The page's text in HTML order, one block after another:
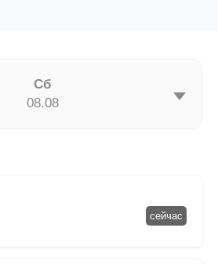
Сб
08.08
сейчас